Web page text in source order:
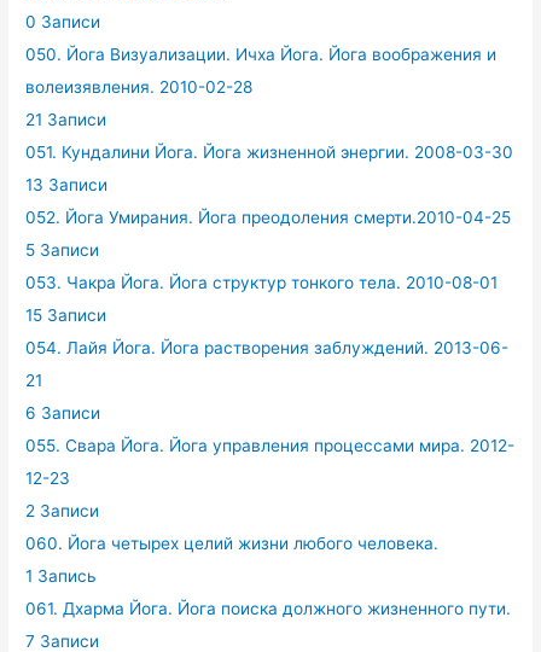
0 Записи
050. Йога Визуализации. Ичха Йога. Йога воображения и
волеизявления. 2010-02-28
21 Записи
051. Кундалини Йога. Йога жизненной энергии. 2008-03-30
13 Записи
052. Йога Умирания. Йога преодоления смерти.2010-04-25
5 Записи
053. Чакра Йога. Йога структур тонкого тела. 2010-08-01
15 Записи
054. Лайя Йога. Йога растворения заблуждений. 2013-06-
21
6 Записи
055. Свара Йога. Йога управления процессами мира. 2012-
12-23
2 Записи
060. Йога четырех целий жизни любого человека.
1 Запись
061. Дхарма Йога. Йога поиска должного жизненного пути.
7 Записи